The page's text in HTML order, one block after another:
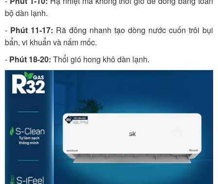
bộ dàn lạnh.
- Phút 11-17: Rã đông nhanh tạo dòng nước cuốn trôi bụi
bẩn, vi khuẩn và nấm mốc.
- Phút 18-20: Thổi gió hong khô dàn lạnh.